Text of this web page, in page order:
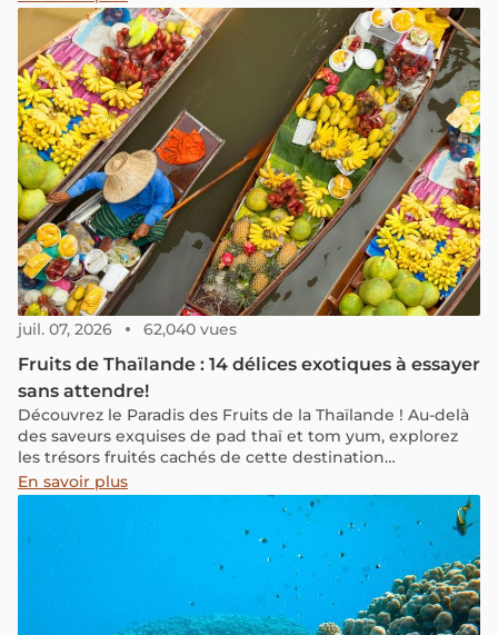
Thaïlande en février 2024, classés par date.
juil. 07, 2026 62,040 vues
Fruits de Thaïlande : 14 délices exotiques à essayer
sans attendre!
Découvrez le Paradis des Fruits de la Thaïlande ! Au-delà
des saveurs exquises de pad thaï et tom yum, explorez
les trésors fruités cachés de cette destination
incontournable d'Asie.
En savoir plus